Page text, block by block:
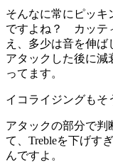
そんなに常にピッキ
ですよね？ カッテ
え、多少は音を伸ば
アタックした後に減
ってます。
イコライジングもそ
アタックの部分で判
て、Trebleを下げす
んですよ。